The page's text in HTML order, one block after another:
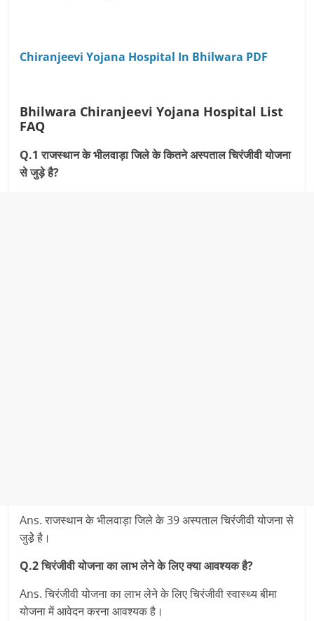
Chiranjeevi Yojana Hospital In Bhilwara PDF
Bhilwara Chiranjeevi Yojana Hospital List
FAQ
Q.1 राजस्‍थान के भीलवाड़ा जिले के कितने अस्‍पताल चिरंजीवी योजना
से जुड़े है?
Ans. राजस्‍थान के भीलवाड़ा जिले के 39 अस्‍पताल चिरंजीवी योजना से
जुडे़े़ है।
Q.2 चिरंजीवी योजना का लाभ लेने के लिए क्‍या आवश्‍यक है?
Ans. चिरंजीवी योजना का लाभ लेने के लिए चिरंजीवी स्‍वास्‍थ्‍य बीमा
योजना में आवेदन करना आवश्‍यक है।